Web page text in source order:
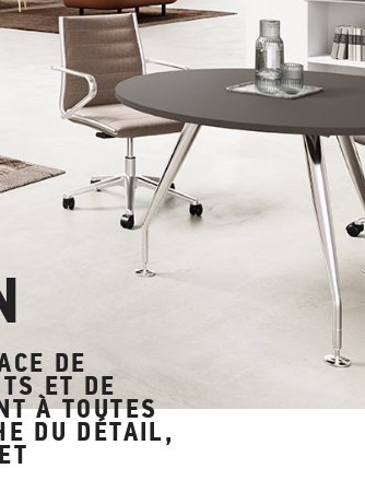
DE
ET DE
À TOUTES
DU DÉTAIL,